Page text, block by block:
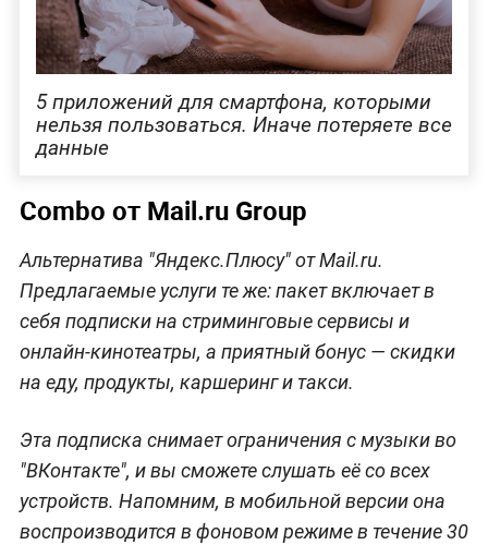
5 приложений для смартфона, которыми
нельзя пользоваться. Иначе потеряете все
данные
Combo от Mail.ru Group
Альтернатива "Яндекс.Плюсу" от Mail.ru.
Предлагаемые услуги те же: пакет включает в
себя подписки на стриминговые сервисы и
онлайн-кинотеатры, а приятный бонус — скидки
на еду, продукты, каршеринг и такси.
Эта подписка снимает ограничения с музыки во
"ВКонтакте", и вы сможете слушать её со всех
устройств. Напомним, в мобильной версии она
воспроизводится в фоновом режиме в течение 30